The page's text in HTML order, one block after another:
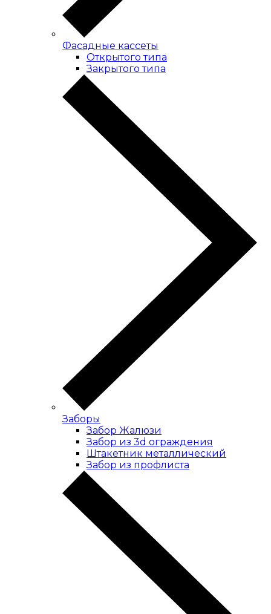
Фасадные кассеты
Открытого типа
Закрытого типа
Заборы
Забор Жалюзи
Забор из 3d ограждения
Штакетник металлический
Забор из профлиста